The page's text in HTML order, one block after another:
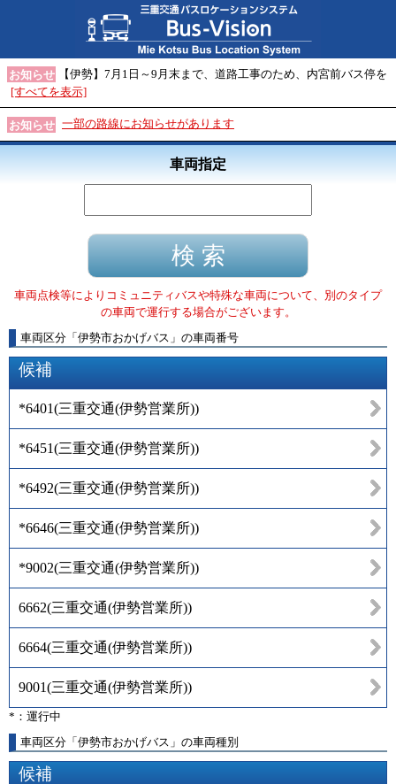
お知らせ
【伊勢】7月1日～9月末まで、道路工事のため、内宮前バス停を
[すべてを表示]
お知らせ 一部の路線にお知らせがあります
車両指定
車両点検等によりコミュニティバスや特殊な車両について、別のタイプ
の車両で運行する場合がございます。
車両区分 「 伊勢市おかげバス 」 の車両番号
候補
*6401(三重交通(伊勢営業所))
*6451(三重交通(伊勢営業所))
*6492(三重交通(伊勢営業所))
*6646(三重交通(伊勢営業所))
*9002(三重交通(伊勢営業所))
6662(三重交通(伊勢営業所))
6664(三重交通(伊勢営業所))
9001(三重交通(伊勢営業所))
*：運行中
車両区分「伊勢市おかげバス」の車両種別
候補